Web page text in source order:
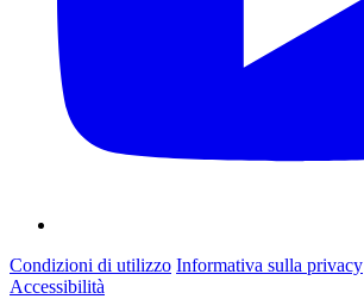
Condizioni di utilizzo Informativa sulla privacy
Accessibilità